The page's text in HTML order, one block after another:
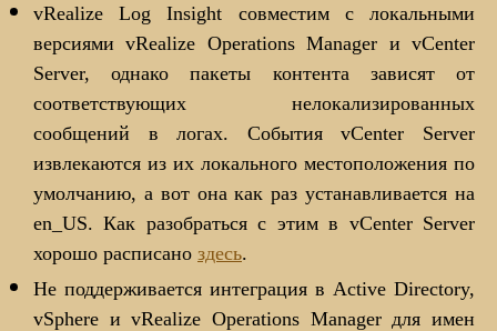
vRealize Log Insight совместим с локальными
версиями vRealize Operations Manager и vCenter
Server, однако пакеты контента зависят от
соответствующих нелокализированных
сообщений в логах. События vCenter Server
извлекаются из их локального местоположения по
умолчанию, а вот она как раз устанавливается на
en_US. Как разобраться с этим в vCenter Server
хорошо расписано здесь.
Не поддерживается интеграция в Active Directory,
vSphere и vRealize Operations Manager для имен